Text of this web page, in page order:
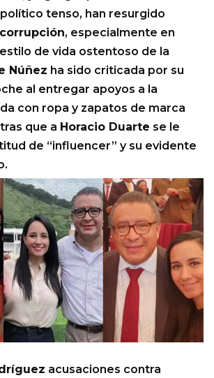
tenso, han resurgido
corrupción, especialmente en
de vida ostentoso de la
Núñez ha sido criticada por su
al entregar apoyos a la
con ropa y zapatos de marca
que a Horacio Duarte se le
de “influencer” y su evidente
acusaciones contra